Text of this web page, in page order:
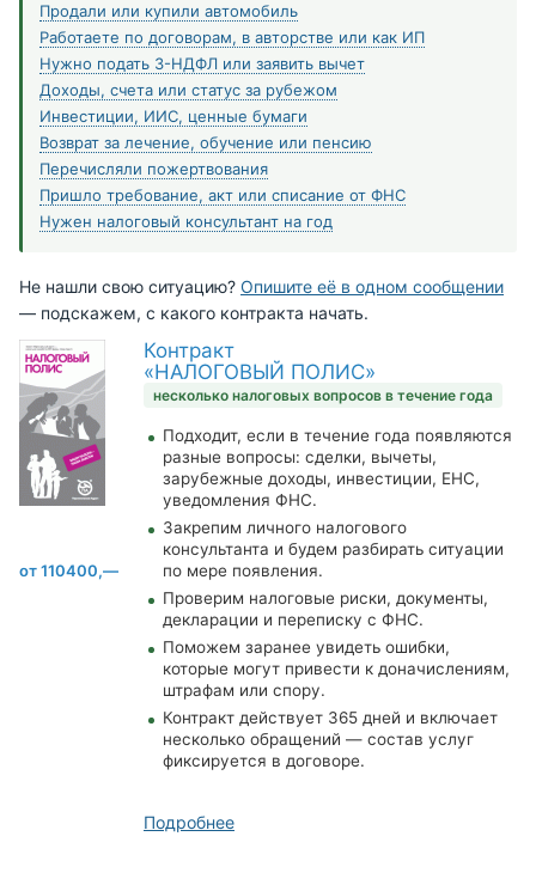
Продали или купили автомобиль
Работаете по договорам, в авторстве или как ИП
Нужно подать 3-НДФЛ или заявить вычет
Доходы, счета или статус за рубежом
Инвестиции, ИИС, ценные бумаги
Возврат за лечение, обучение или пенсию
Перечисляли пожертвования
Пришло требование, акт или списание от ФНС
Нужен налоговый консультант на год
Не нашли свою ситуацию? Опишите её в одном сообщении
— подскажем, с какого контракта начать.
от 110400,—
Контракт
«НАЛОГОВЫЙ ПОЛИС»
несколько налоговых вопросов в течение года
Подходит, если в течение года появляются
разные вопросы: сделки, вычеты,
зарубежные доходы, инвестиции, ЕНС,
уведомления ФНС.
Закрепим личного налогового
консультанта и будем разбирать ситуации
по мере появления.
Проверим налоговые риски, документы,
декларации и переписку с ФНС.
Поможем заранее увидеть ошибки,
которые могут привести к доначислениям,
штрафам или спору.
Контракт действует 365 дней и включает
несколько обращений — состав услуг
фиксируется в договоре.
Подробнее